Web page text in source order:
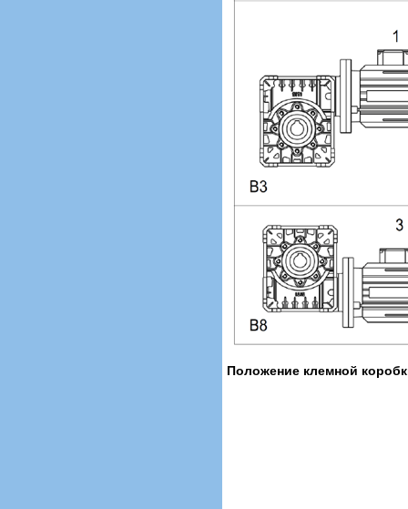
Положение клемной